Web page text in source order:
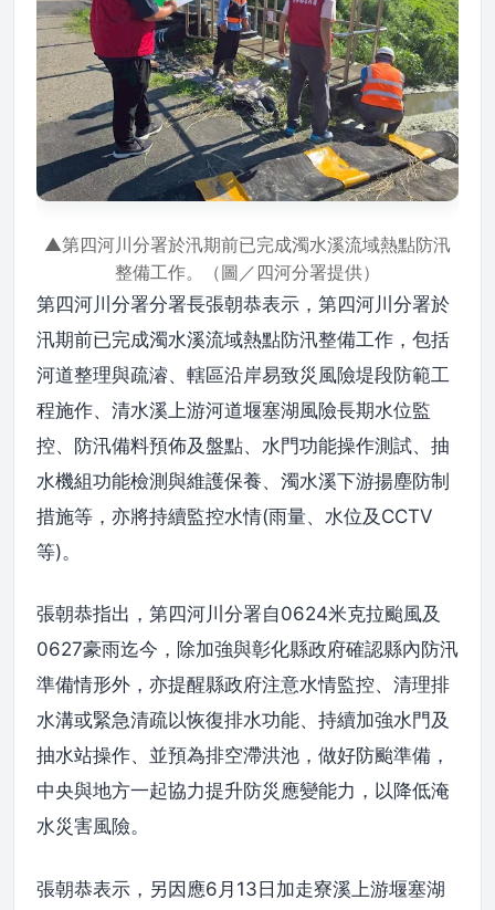
▲第四河川分署於汛期前已完成濁水溪流域熱點防汛
整備工作。（圖／四河分署提供）
第四河川分署分署長張朝恭表示，第四河川分署於
汛期前已完成濁水溪流域熱點防汛整備工作，包括
河道整理與疏濬、轄區沿岸易致災風險堤段防範工
程施作、清水溪上游河道堰塞湖風險長期水位監
控、防汛備料預佈及盤點、水門功能操作測試、抽
水機組功能檢測與維護保養、濁水溪下游揚塵防制
措施等，亦將持續監控水情(雨量、水位及CCTV
等)。
張朝恭指出，第四河川分署自0624米克拉颱風及
0627豪雨迄今，除加強與彰化縣政府確認縣內防汛
準備情形外，亦提醒縣政府注意水情監控、清理排
水溝或緊急清疏以恢復排水功能、持續加強水門及
抽水站操作、並預為排空滯洪池，做好防颱準備，
中央與地方一起協力提升防災應變能力，以降低淹
水災害風險。
張朝恭表示，另因應6月13日加走寮溪上游堰塞湖